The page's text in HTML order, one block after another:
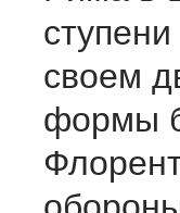
своем
формы